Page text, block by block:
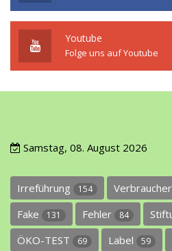
Youtube
Folge uns auf Youtube
Samstag, 08. August 2026
Irreführung 154
Fake 131 Fehler 84
ÖKO-TEST 69 Label 59